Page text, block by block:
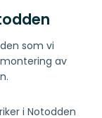
som vi
av
i Notodden